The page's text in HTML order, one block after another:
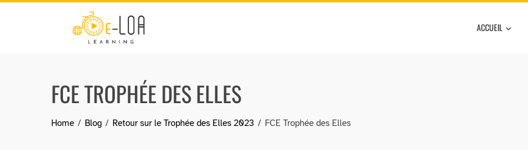
ACCUEIL
FCE TROPHÉE DES ELLES
Home Blog Retour sur le Trophée des Elles 2023 FCE Trophée des Elles